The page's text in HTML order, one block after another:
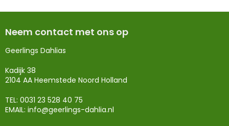
Neem contact met ons op
Geerlings Dahlias
Kadijk 38
2104 AA Heemstede Noord Holland
TEL: 0031 23 528 40 75
EMAIL: info@geerlings-dahlia.nl